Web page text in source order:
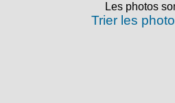
Les photos
Trier les